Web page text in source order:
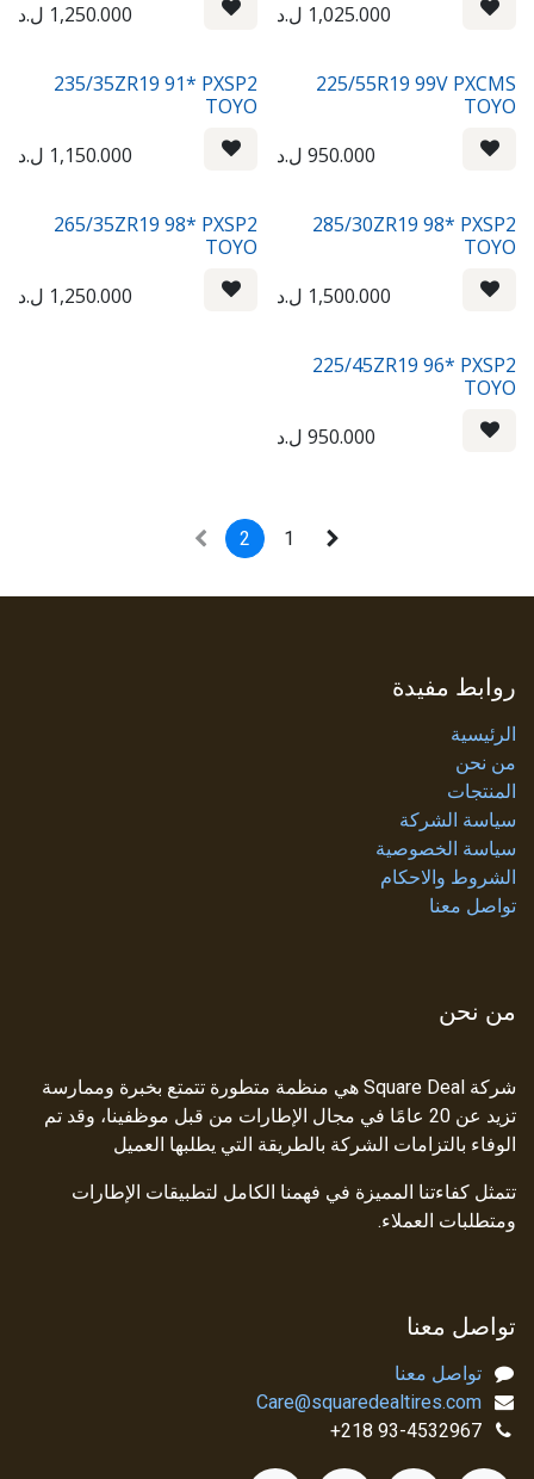
1,025.000 ل.د
1,250.000 ل.د
225/55R19 99V PXCMS
TOYO
950.000ل.د
235/35ZR19 91* PXSP2
TOYO
1,150.000 ل.د
285/30ZR19 98* PXSP2
TOYO
1,500.000 ل.د
265/35ZR19 98* PXSP2
TOYO
1,250.000 ل.د
225/45ZR19 96* PXSP2
TOYO
950.000ل.د
1
2
روابط مفيدة
الرئيسية
من نحن
المنتجات
سياسة الشركة
سياسة الخصوصية
الشروط والاحكام
تواصل معنا
من نحن
شركة Square Deal هي منظمة متطورة تتمتع بخبرة وممارسة
تزيد عن 20 عامًا في مجال الإطارات من قبل موظفينا، وقد تم
الوفاء بالتزامات الشركة بالطريقة التي يطلبها العميل
تتمثل كفاءتنا المميزة في فهمنا الكامل لتطبيقات الإطارات
ومتطلبات العملاء.
تواصل معنا
تواصل معنا
Care@squaredealtires.com
93-4532967 218+